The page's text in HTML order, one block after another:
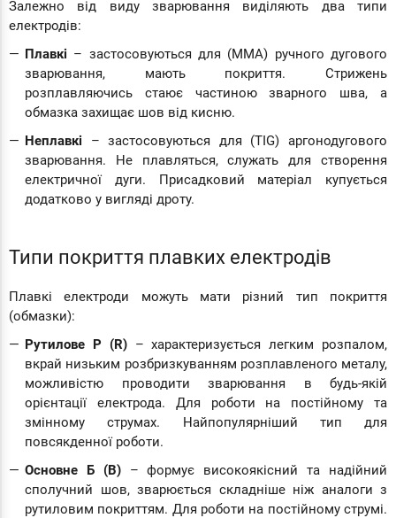
Залежно від виду зварювання виділяють два типи
електродів:
Плавкі – застосовуються для (MMA) ручного дугового
зварювання, мають покриття. Стрижень
розплавляючись стаює частиною зварного шва, а
обмазка захищає шов від кисню.
Неплавкі – застосовуються для (TIG) аргонодугового
зварювання. Не плавляться, служать для створення
електричної дуги. Присадковий матеріал купується
додатково у вигляді дроту.
Типи покриття плавких електродів
Плавкі електроди можуть мати різний тип покриття
(обмазки):
Рутилове Р (R)– характеризується легким розпалом,
вкрай низьким розбризкуванням розплавленого металу,
можливістю проводити зварювання в будь-якій
орієнтації електрода. Для роботи на постійному та
змінному струмах. Найпопулярніший тип для
повсякденної роботи.
Основне Б (B)– формує високоякісний та надійний
сполучний шов, зварюється складніше ніж аналоги з
рутиловим покриттям. Для роботи на постійному струмі.